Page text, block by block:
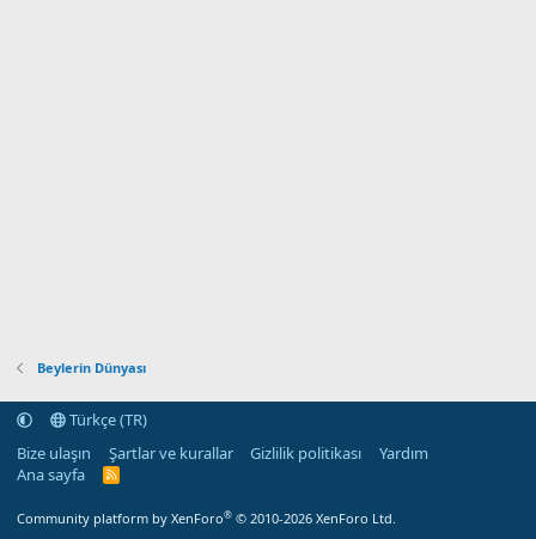
Beylerin Dünyası
Türkçe (TR)
Bize ulaşın
Şartlar ve kurallar Gizlilik politikası
Yardım
Ana sayfa
R
Community platform by XenForo® © 2010-2026 XenForo Ltd.